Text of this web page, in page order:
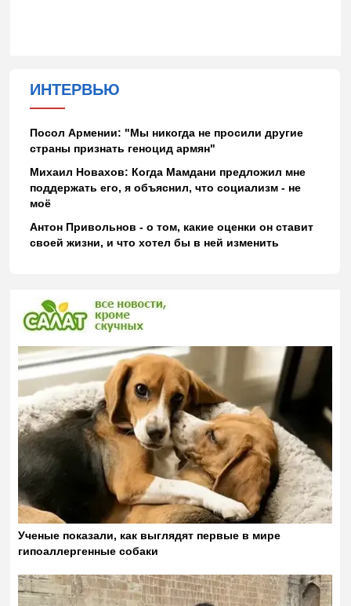
ИНТЕРВЬЮ
Посол Армении: "Мы никогда не просили другие
страны признать геноцид армян"
Михаил Новахов: Когда Мамдани предложил мне
поддержать его, я объяснил, что социализм - не
моё
Антон Привольнов - о том, какие оценки он ставит
своей жизни, и что хотел бы в ней изменить